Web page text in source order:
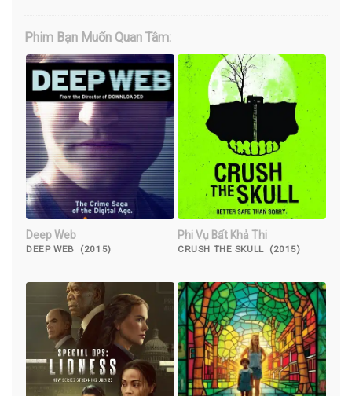
Phim Bạn Muốn Quan Tâm:
Deep Web
DEEP WEB (2015)
Phi Vụ Bất Khả Thi
CRUSH THE SKULL (2015)